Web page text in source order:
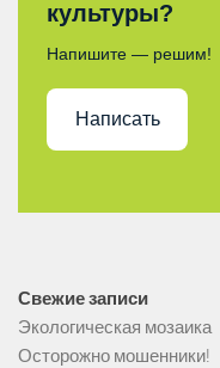
культуры?
Напишите — решим!
Написать
Свежие записи
Экологическая мозаика
Осторожно мошенники!